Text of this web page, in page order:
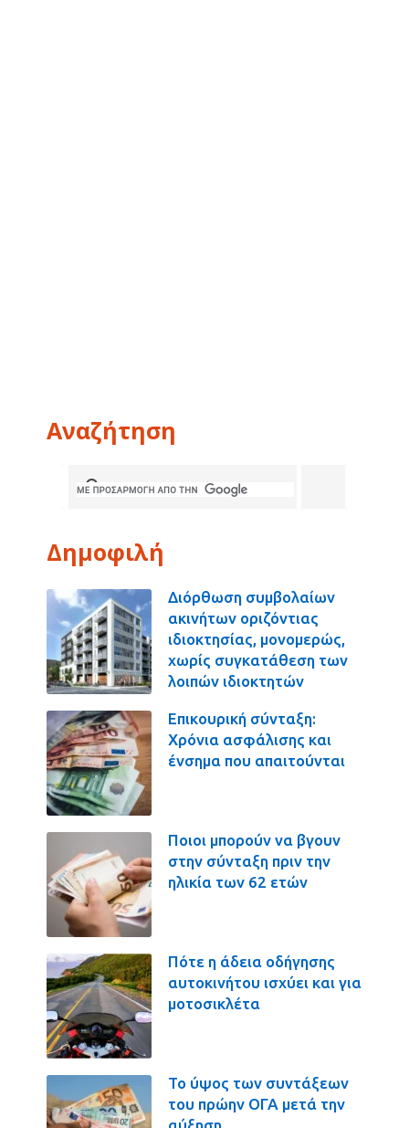
Αναζήτηση
Δημοφιλή
Διόρθωση συμβολαίων
ακινήτων οριζόντιας
ιδιοκτησίας, μονομερώς,
χωρίς συγκατάθεση των
λοιπών ιδιοκτητών
Επικουρική σύνταξη:
Χρόνια ασφάλισης και
ένσημα που απαιτούνται
Ποιοι μπορούν να βγουν
στην σύνταξη πριν την
ηλικία των 62 ετών
Πότε η άδεια οδήγησης
αυτοκινήτου ισχύει και για
μοτοσικλέτα
Το ύψος των συντάξεων
του πρώην ΟΓΑ μετά την